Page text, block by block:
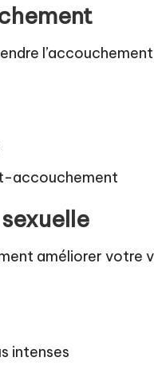
accouchement
améliorer votre
intenses